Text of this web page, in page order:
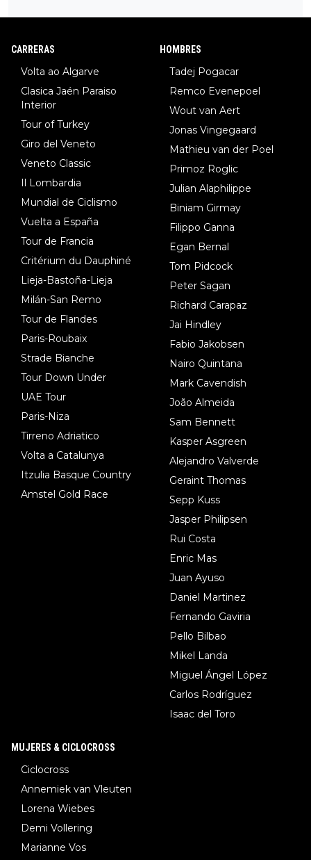
8.Lenny Martinez (Bahrein), 9. Van Belle (Visma), 10. Vacek (Li
CARRERAS
Volta ao Algarve
Clasica Jaén Paraiso
Interior
Tour of Turkey
Giro del Veneto
Veneto Classic
Il Lombardia
Mundial de Ciclismo
Vuelta a España
Tour de Francia
Critérium du Dauphiné
Lieja-Bastoña-Lieja
Milán-San Remo
Tour de Flandes
Paris-Roubaix
Strade Bianche
Tour Down Under
UAE Tour
Paris-Niza
Tirreno Adriatico
Volta a Catalunya
Itzulia Basque Country
Amstel Gold Race
HOMBRES
Tadej Pogacar
Remco Evenepoel
Wout van Aert
Jonas Vingegaard
Mathieu van der Poel
Primoz Roglic
Julian Alaphilippe
Biniam Girmay
Filippo Ganna
Egan Bernal
Tom Pidcock
Peter Sagan
Richard Carapaz
Jai Hindley
Fabio Jakobsen
Nairo Quintana
Mark Cavendish
João Almeida
Sam Bennett
Kasper Asgreen
Alejandro Valverde
Geraint Thomas
Sepp Kuss
Jasper Philipsen
Rui Costa
Enric Mas
Juan Ayuso
Daniel Martinez
Fernando Gaviria
Pello Bilbao
Mikel Landa
Miguel Ángel López
Carlos Rodríguez
Isaac del Toro
MUJERES & CICLOCROSS
Ciclocross
Annemiek van Vleuten
Lorena Wiebes
Demi Vollering
Marianne Vos